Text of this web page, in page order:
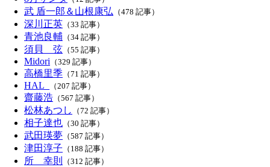
武 盾一郎＆山根康弘 （478 記事）
深川正英 （33 記事）
青池良輔 （34 記事）
須貝 弦 （55 記事）
Midori （329 記事）
高橋里季 （71 記事）
HAL_ （207 記事）
齋藤浩 （567 記事）
松林あつし （72 記事）
相子達也 （30 記事）
武田瑛夢 （587 記事）
津田淳子 （188 記事）
所 幸則 （312 記事）